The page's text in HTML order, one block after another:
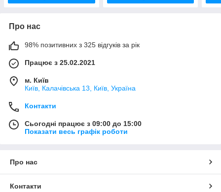
Про нас
98% позитивних з 325 відгуків за рік
Працює з 25.02.2021
м. Київ
Київ, Калачівська 13, Київ, Україна
Контакти
Сьогодні працює з 09:00 до 15:00
Показати весь графік роботи
Про нас
Контакти